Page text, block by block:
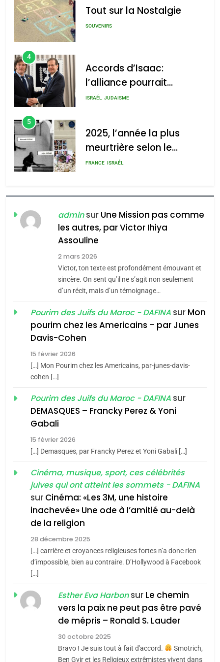
לע"מ Photos By
: Haim Zach /
GPO
2025, l’année la plus
meurtrière selon le rapport
l’antisémitisme
admin 0
Tout sur la Nostalgie
SOUVENIRS
4
Accords d’Isaac:
l’alliance pourrait
s’étendre à 13 pays
ISRAÉL JUDAISME
5
2025, l’année la plus
meurtrière selon le
rapport d’ADL contre
FRANCE ISRAÉL
FIÈRE, DIGNE ET RÉSILIENTE :
POURQUOI JE REVENDIQUE
MA JUDAÏTE par Thérèse
Zrihen-Dvir
ISRAÉL JUDAISME
CE QUI NOUS MANQUE –
Jacques Hadida
JUDAISME
Maroc : Les amandes de
Tafraout, le miel de Tadla
du terroir
Oeil ravageur – Vanessa
De Loya Stauber
«Tu dis génocide, je dis
guerre»: La nouvelle
chanson de Boy George
ISRAÉL JUDAISME
Accords d’Isaac:
l’alliance pourrait
s’étendre à 13 pays
d’Amérique latine
ISRAÉL JUDAISME
2025, l’année la plus
adminsur Une Mission pas comme
les autres, par Victor Ihiya
Assouline
2 mars 2026
Victor, ton texte est profondément émouvant et
sincère. On sent qu’il ne s’agit non seulement
d’un récit, mais d’un témoignage…
Pourim des Juifs du Maroc - DAFINA sur Mon
pourim chez les Americains – par Junes
Davis-Cohen
15 février 2026
[…] Mon Pourim chez les Americains, par-junes-davis-
cohen […]
Pourim des Juifs du Maroc - DAFINA sur
DEMASQUES – Francky Perez & Yoni
Gabali
15 février 2026
[…] Demasques, par Francky Perez et Yoni Gabali […]
Cinéma, musique, sport, ces célébrités
juives qui ont atteint les sommets - DAFINA
sur Cinéma: «Les 3M, une histoire
inachevée» Une ode à l’amitié au-delà
de la religion
28 décembre 2025
[…] carrière et croyances religieuses fortes n’a donc rien
d’impossible, bien au contraire. D’Hollywood à Facebook
[…]
Esther Eva Harbonsur Le chemin
vers la paix ne peut pas être pavé
de mépris – Ronald S. Lauder
30 octobre 2025
Bravo ! Je suis tout à fait d'accord.
Smotrich,
Ben Gvir et les Religieux extrêmistes vivent dans
meurtrière selon le rapport
l’antisémitisme
FIÈRE, DIGNE ET RÉSILIENTE :
POURQUOI JE REVENDIQUE
MA JUDAÏTE par Thérèse
Zrihen-Dvir
ISRAÉL
CE QUI NOUS MANQUE –
JUDAISME
Maroc : Les amandes de
Tafraout, le miel de Tadla
Azilal consacrés produits
DAFINA MAROC